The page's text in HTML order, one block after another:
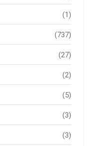
(1)
(737)
(27)
(2)
(5)
(3)
(3)